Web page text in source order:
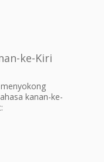
ke-Kiri
kanan-ke-